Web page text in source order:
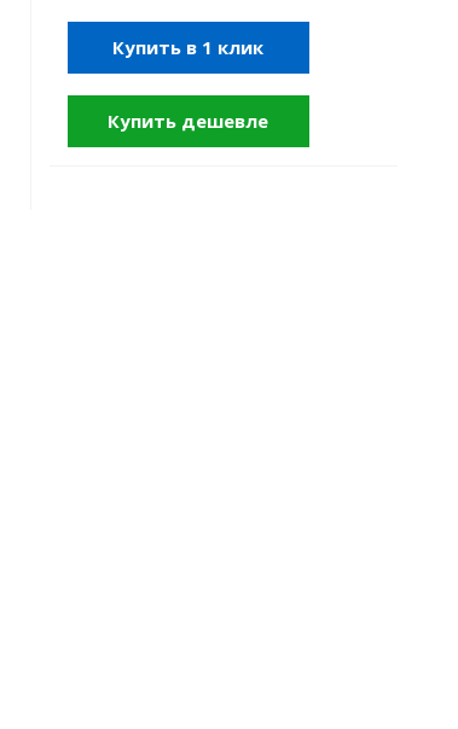
Купить в 1 клик
Купить дешевле